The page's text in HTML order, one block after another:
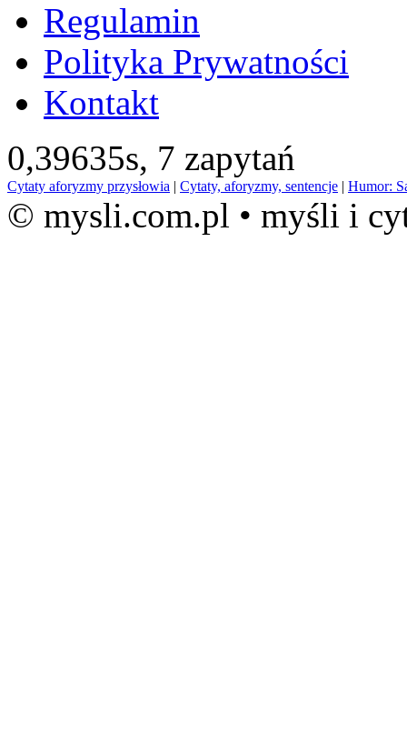
Regulamin
Polityka Prywatności
Kontakt
0,39635s, 7 zapytań
Cytaty aforyzmy przysłowia | Cytaty, aforyzmy, sentencje | Humor:
© mysli.com.pl • myśli i